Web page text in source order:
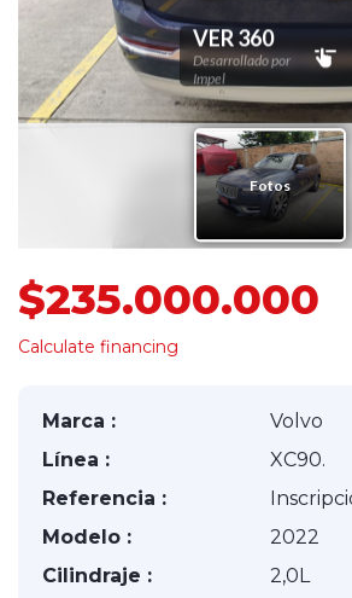
$235.000.000
Calculate financing
Marca :
Volvo
Línea :
XC90.
Referencia :
Modelo :
2022
Cilindraje :
2,0L